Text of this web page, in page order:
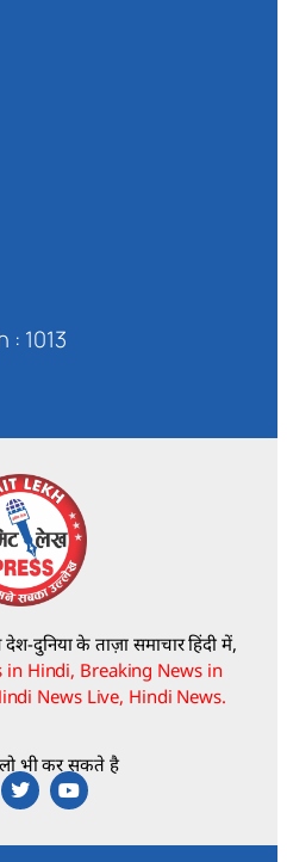
: 1013
दुनिया के ताज़ा समाचार हिंदी में,
in Hindi, Breaking News in
News Live, Hindi News.
भी कर सकते है